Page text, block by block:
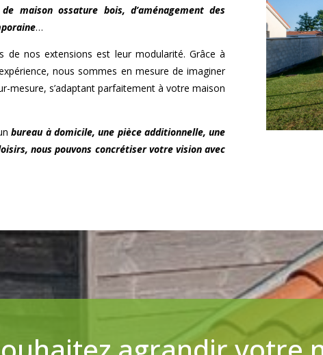
de maison ossature bois, d’aménagement des
…
de nos extensions est leur modularité. Grâce à
nous sommes en mesure de imaginer
mesure, s’adaptant parfaitement à votre maison
bureau à domicile, une pièce additionnelle, une
nous pouvons concrétiser votre vision avec